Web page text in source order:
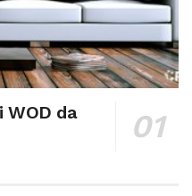
WOD da